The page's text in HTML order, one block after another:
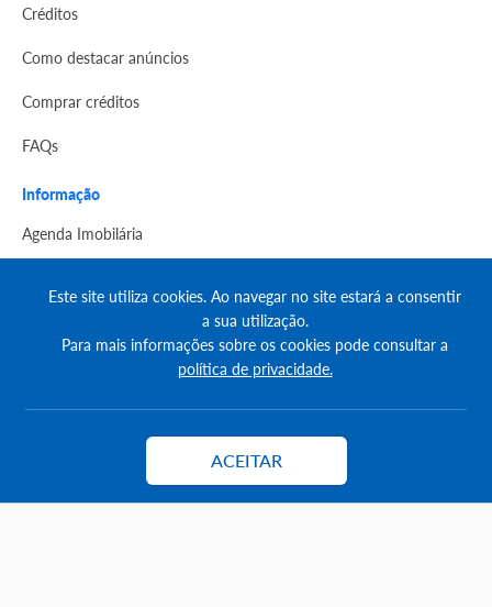
Créditos
Como destacar anúncios
Comprar créditos
FAQs
Informação
Agenda Imobilária
Pesquisa Certificados SCE
Redes sociais
Este site utiliza cookies. Ao navegar no site estará a consentir
a sua utilização.
Para mais informações sobre os cookies pode consultar a
política de privacidade.
ACEITAR